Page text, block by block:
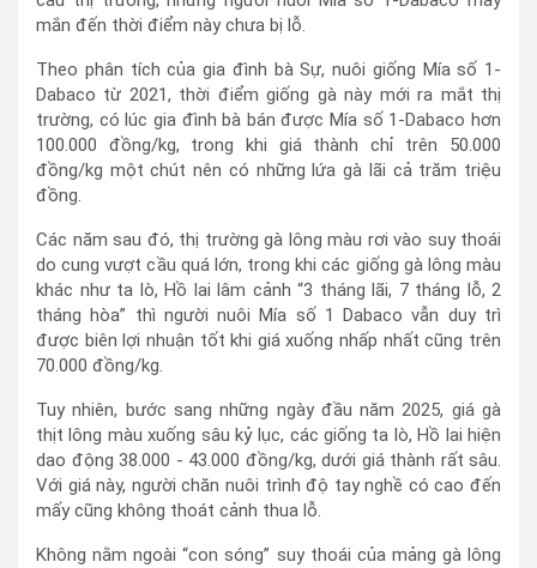
mắn đến thời điểm này chưa bị lỗ.
Theo phân tích của gia đình bà Sự, nuôi giống Mía số 1-
Dabaco từ 2021, thời điểm giống gà này mới ra mắt thị
trường, có lúc gia đình bà bán được Mía số 1-Dabaco hơn
100.000 đồng/kg, trong khi giá thành chỉ trên 50.000
đồng/kg một chút nên có những lứa gà lãi cả trăm triệu
đồng.
Các năm sau đó, thị trường gà lông màu rơi vào suy thoái
do cung vượt cầu quá lớn, trong khi các giống gà lông màu
khác như ta lò, Hồ lai lâm cảnh “3 tháng lãi, 7 tháng lỗ, 2
tháng hòa” thì người nuôi Mía số 1 Dabaco vẫn duy trì
được biên lợi nhuận tốt khi giá xuống nhấp nhất cũng trên
70.000 đồng/kg.
Tuy nhiên, bước sang những ngày đầu năm 2025, giá gà
thịt lông màu xuống sâu kỷ lục, các giống ta lò, Hồ lai hiện
dao động 38.000 - 43.000 đồng/kg, dưới giá thành rất sâu.
Với giá này, người chăn nuôi trình độ tay nghề có cao đến
mấy cũng không thoát cảnh thua lỗ.
Không nằm ngoài “con sóng” suy thoái của mảng gà lông